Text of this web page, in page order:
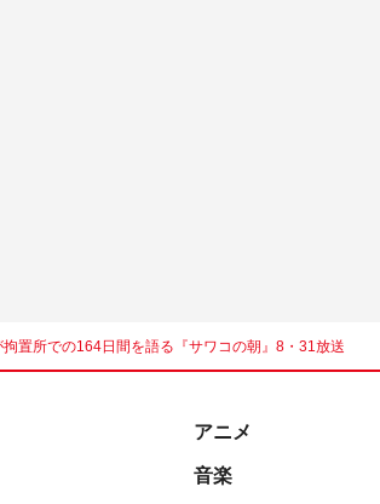
置所での164日間を語る『サワコの朝』8・31放送
アニメ
音楽